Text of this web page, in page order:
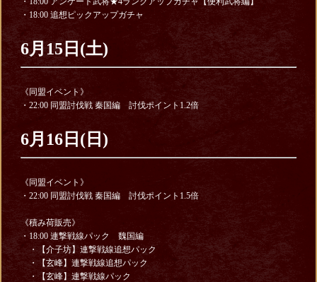
・18:00 追想ピックアップガチャ
6月15日(土)
《同盟イベント》
・22:00 同盟討伐戦 秦国編 討伐ポイント1.2倍
6月16日(日)
《同盟イベント》
・22:00 同盟討伐戦 秦国編 討伐ポイント1.5倍
《積み荷販売》
・18:00 連撃戦線パック 魏国編
・【介子坊】連撃戦線追想パック
・【玄峰】連撃戦線追想パック
・【玄峰】連撃戦線パック